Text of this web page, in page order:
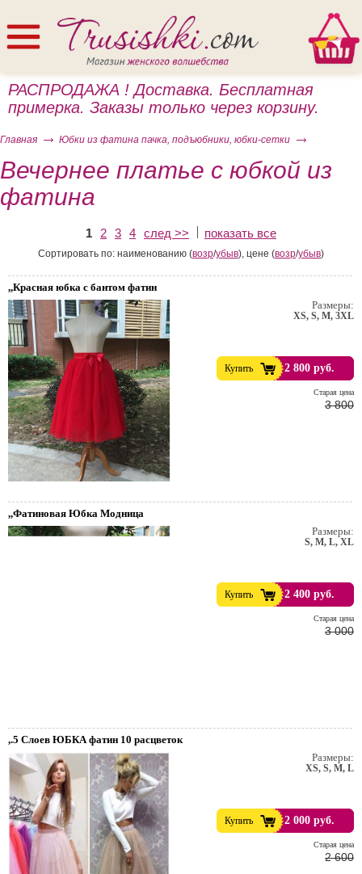
РАСПРОДАЖА ! Доставка. Бесплатная
примерка. Заказы только через корзину.
Главная Юбки из фатина пачка, подъюбники, юбки-сетки
Вечернее платье с юбкой из
фатина
1 2 3 4 след >> показать все
Сортировать по: наименованию (возр/убыв), цене (возр/убыв)
,,Красная юбка с бантом фатин
Размеры:
XS, S, M, 3XL
Купить 2 800 руб.
Cтарая цена
3 800
,,Фатиновая Юбка Модница
Размеры:
S, M, L, XL
Купить 2 400 руб.
Cтарая цена
3 000
,.5 Слоев ЮБКА фатин 10 расцветок
Размеры:
XS, S, M, L
Купить 2 000 руб.
Cтарая цена
2 600